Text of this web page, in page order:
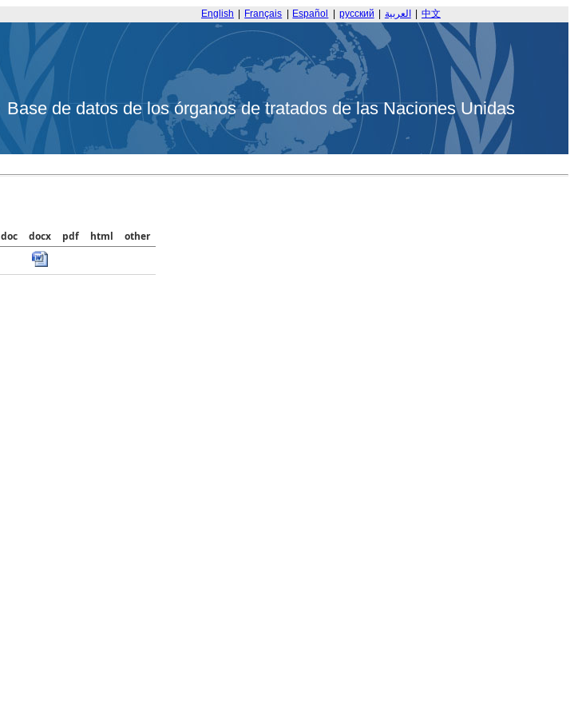
English Français Español русский العربية 中文
Base de datos de los órganos de tratados de las Naciones Unidas
doc docx pdf html
other